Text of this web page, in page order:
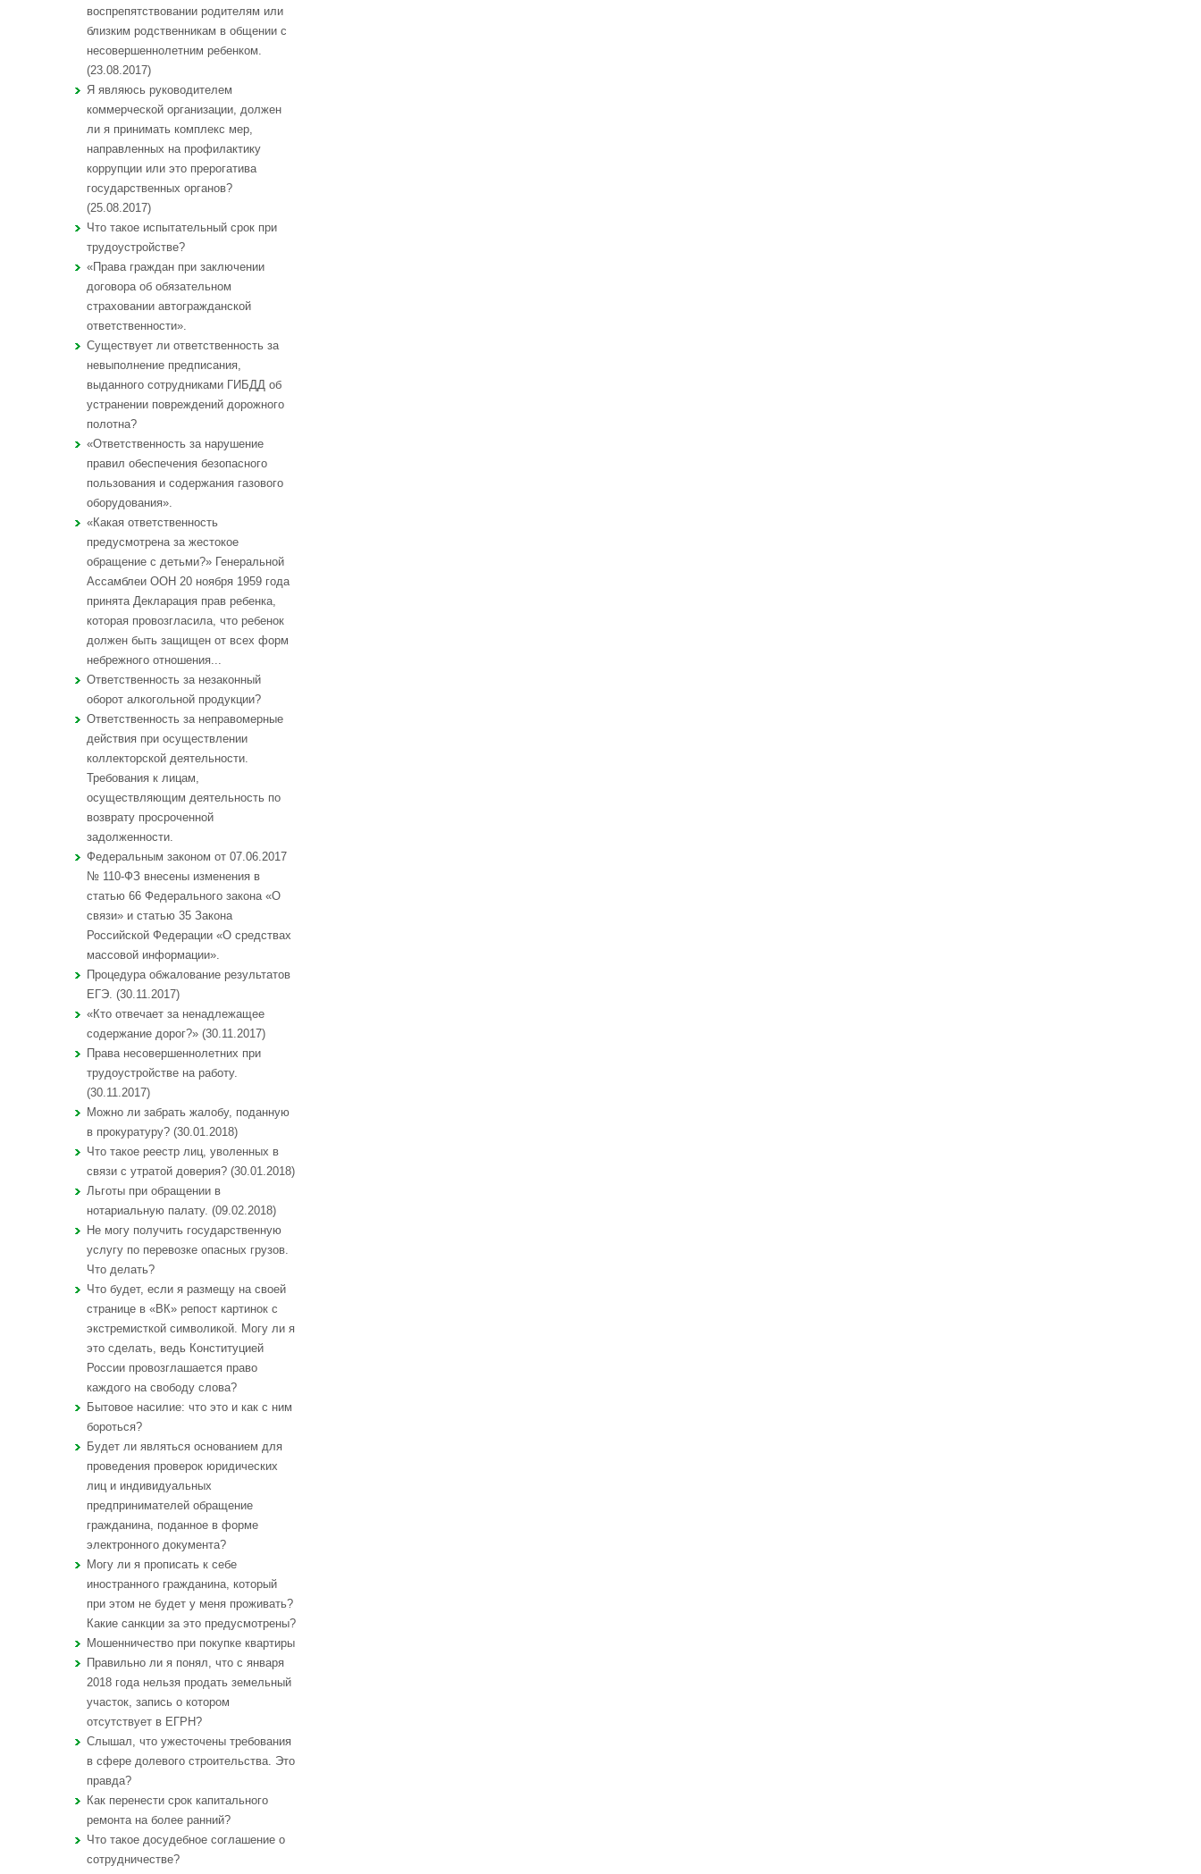
воспрепятствовании родителям или
близким родственникам в общении с
несовершеннолетним ребенком.
(23.08.2017)
Я являюсь руководителем
коммерческой организации, должен
ли я принимать комплекс мер,
направленных на профилактику
коррупции или это прерогатива
государственных органов?
(25.08.2017)
Что такое испытательный срок при
трудоустройстве?
«Права граждан при заключении
договора об обязательном
страховании автогражданской
ответственности».
Существует ли ответственность за
невыполнение предписания,
выданного сотрудниками ГИБДД об
устранении повреждений дорожного
полотна?
«Ответственность за нарушение
правил обеспечения безопасного
пользования и содержания газового
оборудования».
«Какая ответственность
предусмотрена за жестокое
обращение с детьми?» Генеральной
Ассамблеи ООН 20 ноября 1959 года
принята Декларация прав ребенка,
которая провозгласила, что ребенок
должен быть защищен от всех форм
небрежного отношения...
Ответственность за незаконный
оборот алкогольной продукции?
Ответственность за неправомерные
действия при осуществлении
коллекторской деятельности.
Требования к лицам,
осуществляющим деятельность по
возврату просроченной
задолженности.
Федеральным законом от 07.06.2017
№ 110-ФЗ внесены изменения в
статью 66 Федерального закона «О
связи» и статью 35 Закона
Российской Федерации «О средствах
массовой информации».
Процедура обжалование результатов
ЕГЭ. (30.11.2017)
«Кто отвечает за ненадлежащее
содержание дорог?» (30.11.2017)
Права несовершеннолетних при
трудоустройстве на работу.
(30.11.2017)
Можно ли забрать жалобу, поданную
в прокуратуру? (30.01.2018)
Что такое реестр лиц, уволенных в
связи с утратой доверия? (30.01.2018)
Льготы при обращении в
нотариальную палату. (09.02.2018)
Не могу получить государственную
услугу по перевозке опасных грузов.
Что делать?
Что будет, если я размещу на своей
странице в «ВК» репост картинок с
экстремисткой символикой. Могу ли я
это сделать, ведь Конституцией
России провозглашается право
каждого на свободу слова?
Бытовое насилие: что это и как с ним
бороться?
Будет ли являться основанием для
проведения проверок юридических
лиц и индивидуальных
предпринимателей обращение
гражданина, поданное в форме
электронного документа?
Могу ли я прописать к себе
иностранного гражданина, который
при этом не будет у меня проживать?
Какие санкции за это предусмотрены?
Мошенничество при покупке квартиры
Правильно ли я понял, что с января
2018 года нельзя продать земельный
участок, запись о котором
отсутствует в ЕГРН?
Слышал, что ужесточены требования
в сфере долевого строительства. Это
правда?
Как перенести срок капитального
ремонта на более ранний?
Что такое досудебное соглашение о
сотрудничестве?